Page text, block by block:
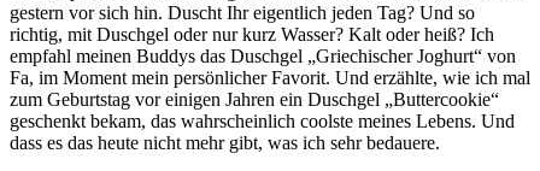
gestern vor sich hin. Duscht Ihr eigentlich jeden Tag? Und so
richtig, mit Duschgel oder nur kurz Wasser? Kalt oder heiß? Ich
empfahl meinen Buddys das Duschgel „Griechischer Joghurt“ von
Fa, im Moment mein persönlicher Favorit. Und erzählte, wie ich mal
zum Geburtstag vor einigen Jahren ein Duschgel „Buttercookie“
geschenkt bekam, das wahrscheinlich coolste meines Lebens. Und
dass es das heute nicht mehr gibt, was ich sehr bedauere.